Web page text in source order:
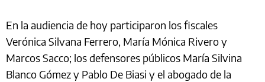
En la audiencia de hoy participaron los fiscales
Verónica Silvana Ferrero, María Mónica Rivero y
Marcos Sacco; los defensores públicos María Silvina
Blanco Gómez y Pablo De Biasi y el abogado de la